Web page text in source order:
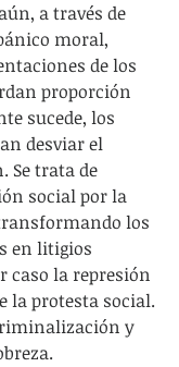
a través de
moral,
de los
proporción
sucede, los
desviar el
Se trata de
social por la
los
en litigios
caso la represión
la protesta social.
y